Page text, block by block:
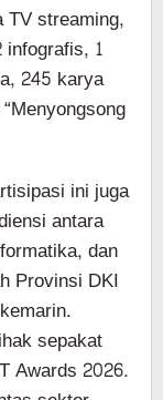
streaming,
1
245 karya
ini juga
antara
dan
Provinsi DKI
sepakat
Awards 2026.